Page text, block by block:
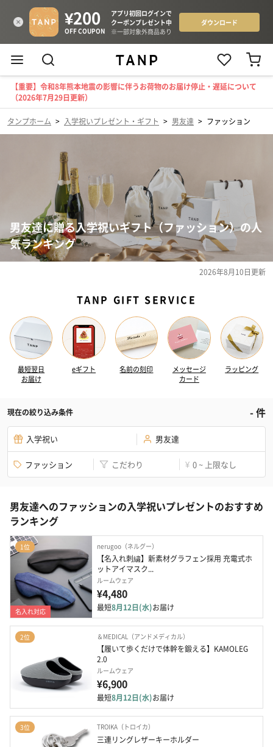
【重要】令和8年熊本地震の影響に伴うお荷物のお届け停止・遅延について
（2026年7月29日更新）
タンプホーム > 入学祝いプレゼント・ギフト > 男友達 > ファッション
男友達に贈る入学祝いギフト（ファッション）の人
気ランキング
2026年8月10日更新
TANP GIFT SERVICE
最短翌日
お届け
eギフト 名前の刻印
メッセージ
カード
ラッピング
現在の絞り込み条件 -件
入学祝い 男友達
ファッション こだわり ¥ 0 ~ 上限なし
男友達へのファッションの入学祝いプレゼントのおすすめ
ランキング
1位
名入れ対応
nerugoo（ネルグー）
【名入れ刺繍】新素材グラフェン採用 充電式ホ
ットアイマスク...
ルームウェア
¥4,480
最短8月12日(水)お届け
2位 ＆MEDICAL（アンドメディカル）
【履いて歩くだけで体幹を鍛える】KAMOLEG
2.0
ルームウェア
¥6,900
最短8月12日(水)お届け
3位 TROIKA（トロイカ）
三連リングレザーキーホルダー